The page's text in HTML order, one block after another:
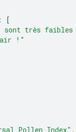
:
[
sont très
!"
Pollen Index" ,